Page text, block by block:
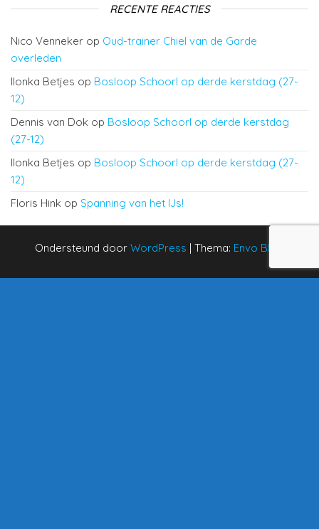
RECENTE REACTIES
Nico Venneker op Oud-trainer Chiel van de Garde
overleden
Ilonka Betjes op Bosloop Schoorl op derde kerstdag (27-
12)
Dennis van Dok op Bosloop Schoorl op derde kerstdag
(27-12)
Ilonka Betjes op Bosloop Schoorl op derde kerstdag (27-
12)
Floris Hink op Spanning van het IJs!
Ondersteund door WordPress | Thema: Envo Blog